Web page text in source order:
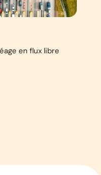
en flux libre